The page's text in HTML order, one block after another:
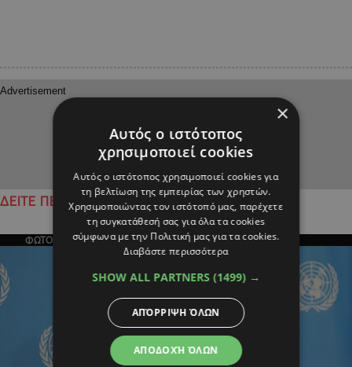
ΔΕΙΤΕ ΠΕΡΙΣΣΟΤΕΡΑ
ΦΩΤΟΓΡΑΦΙΑ ΤΗΣ ΗΜΕΡΑΣ
×
Αυτός ο ιστότοπος
χρησιμοποιεί cookies
Αυτός ο ιστότοπος χρησιμοποιεί cookies για
τη βελτίωση της εμπειρίας των χρηστών.
Χρησιμοποιώντας τον ιστότοπό μας, παρέχετε
τη συγκατάθεσή σας για όλα τα cookies
σύμφωνα με την Πολιτική μας για τα cookies.
Διαβάστε περισσότερα
SHOW ALL PARTNERS (1499) →
ΑΠΟΔΟΧΉ ΌΛΩΝ
ΑΠΌΡΡΙΨΗ ΌΛΩΝ